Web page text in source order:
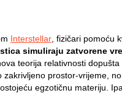
Interstellar, fizičari pomoću
simuliraju zatvorene
teorija relativnosti
zakrivljeno prostor-vrijeme,
egzotičnu materiju.